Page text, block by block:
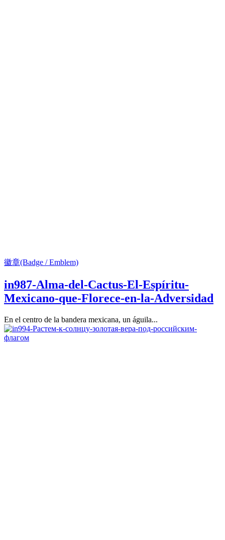
徽章(Badge / Emblem)
in987-Alma-del-Cactus-El-Espíritu-
Mexicano-que-Florece-en-la-Adversidad
En el centro de la bandera mexicana, un águila...